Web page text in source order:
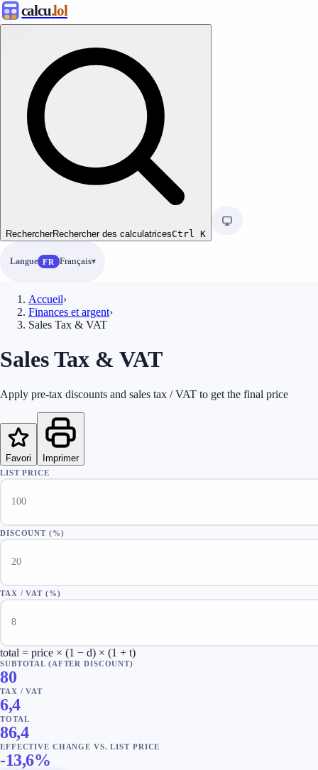
calcu.lol
RechercherRechercher des calculatricesCtrl K
Langue FR Français
Accueil›
Finances et argent›
Sales Tax & VAT
Sales Tax & VAT
Apply pre-tax discounts and sales tax / VAT to get the final price
Favori Imprimer
LIST PRICE
DISCOUNT (%)
TAX / VAT (%)
total = price × (1 − d) × (1 + t)
SUBTOTAL (AFTER DISCOUNT)
80
TAX / VAT
6,4
TOTAL
86,4
EFFECTIVE CHANGE VS. LIST PRICE
-13,6%